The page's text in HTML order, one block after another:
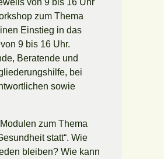
zum Thema
Einstieg in das
9 bis 16 Uhr.
Beratende und
bei
sowie
zum Thema
statt“. Wie
bleiben? Wie kann